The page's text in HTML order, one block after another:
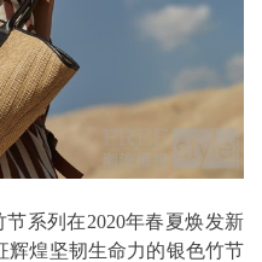
节系列在2020年春夏焕发新
辉煌坚韧生命力的银色竹节